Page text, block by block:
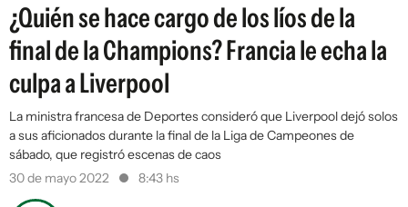
¿Quién se hace cargo de los líos de la
final de la Champions? Francia le echa la
culpa a Liverpool
La ministra francesa de Deportes consideró que Liverpool dejó solos
a sus aficionados durante la final de la Liga de Campeones de
sábado, que registró escenas de caos
30 de mayo 2022
8:43 hs